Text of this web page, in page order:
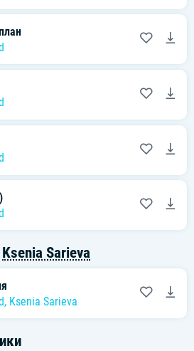
Ksenia Sarieva
, Ksenia Sarieva